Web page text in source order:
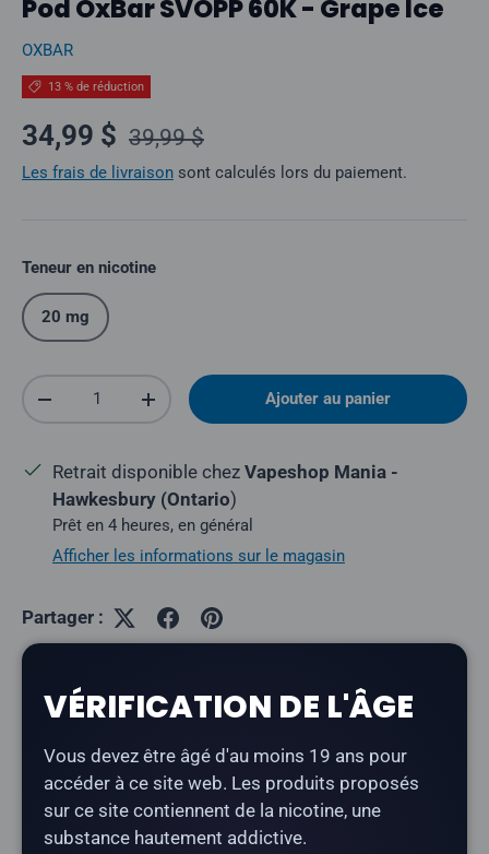
Pod OxBar SVOPP 60K - Grape Ice
OXBAR
13 % de réduction
Prix soldé
34,99 $ Prix normal
39,99 $
Les frais de livraison sont calculés lors du paiement.
Teneur en nicotine
20 mg
Quantité
Réduire la quantitéAugmenter la quantitéAjouter au panier
Retrait disponible chez Vapeshop Mania -
Hawkesbury (Ontario)
Prêt en 4 heures, en général
Afficher les informations sur le magasin
Partager :
Description
La cartouche OxBar SVOPP 60K au parfum « Grape
Ice »offre une saveur de raisin avec une finale
rafraîchissante et glacée. Compatible avec le
VÉRIFICATION DE L'ÂGE
Vous devez être âgé d'au moins 19 ans pour
accéder à ce site web. Les produits proposés
sur ce site contiennent de la nicotine, une
substance hautement addictive.